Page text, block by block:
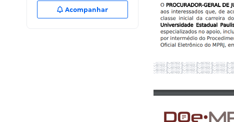
Acompanhar